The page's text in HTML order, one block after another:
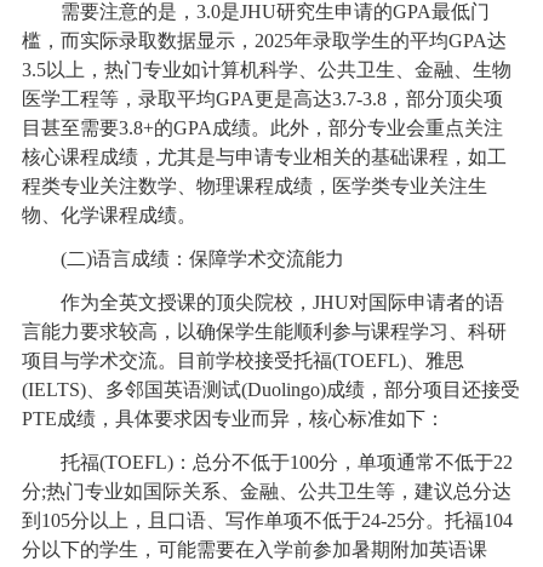
需要注意的是，3.0是JHU研究生申请的GPA最低门
槛，而实际录取数据显示，2025年录取学生的平均GPA达
3.5以上，热门专业如计算机科学、公共卫生、金融、生物
医学工程等，录取平均GPA更是高达3.7-3.8，部分顶尖项
目甚至需要3.8+的GPA成绩。此外，部分专业会重点关注
核心课程成绩，尤其是与申请专业相关的基础课程，如工
程类专业关注数学、物理课程成绩，医学类专业关注生
物、化学课程成绩。
(二)语言成绩：保障学术交流能力
作为全英文授课的顶尖院校，JHU对国际申请者的语
言能力要求较高，以确保学生能顺利参与课程学习、科研
项目与学术交流。目前学校接受托福(TOEFL)、雅思
(IELTS)、多邻国英语测试(Duolingo)成绩，部分项目还接受
PTE成绩，具体要求因专业而异，核心标准如下：
托福(TOEFL)：总分不低于100分，单项通常不低于22
分;热门专业如国际关系、金融、公共卫生等，建议总分达
到105分以上，且口语、写作单项不低于24-25分。托福104
分以下的学生，可能需要在入学前参加暑期附加英语课